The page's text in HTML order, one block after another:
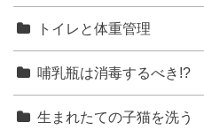
トイレと体重管理
哺乳瓶は消毒するべき!?
生まれたての子猫を洗う